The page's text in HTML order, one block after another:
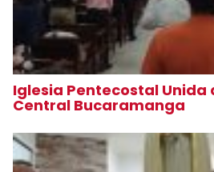
Iglesia Pentecostal Unida
Central Bucaramanga